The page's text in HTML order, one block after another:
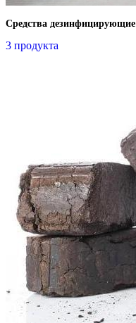
Средства дезинфицирующие
3 продукта